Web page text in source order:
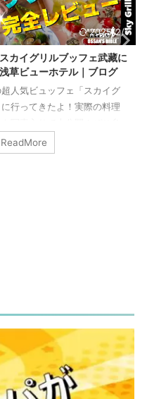
2025/2/1
イグリルブッフェ武藏に
ビューホテル｜ブログ
気ビュッフェ「スカイグ
ってきたよ！実際の料理